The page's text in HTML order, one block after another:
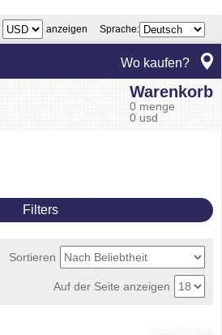
anzeigen Sprache:
Wo kaufen?
Warenkorb
0 menge
0 usd
Filters
Sortieren
Auf der Seite anzeigen